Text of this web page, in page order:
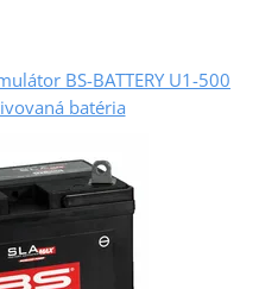
BS-BATTERY U1-500
batéria